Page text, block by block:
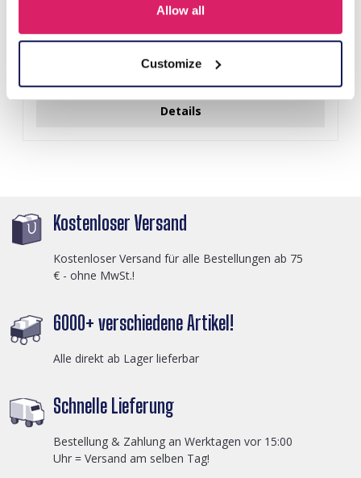
Allow all
Customize
D-E2.3 R221-311-3 S. Steel Ring Adjustable
Details
Kostenloser Versand
Kostenloser Versand für alle Bestellungen ab 75
€ - ohne MwSt.!
6000+ verschiedene Artikel!
Alle direkt ab Lager lieferbar
Schnelle Lieferung
Bestellung & Zahlung an Werktagen vor 15:00
Uhr = Versand am selben Tag!